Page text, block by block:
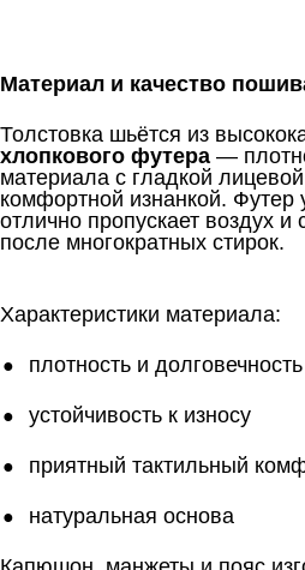
Материал и качество
Толстовка шьётся из
хлопкового футера —
материала с гладкой
комфортной изнанкой. Футер
отлично пропускает воздух
после многократных стирок.
Характеристики материала:
плотность и долговечность
устойчивость к износу
приятный тактильный
натуральная основа